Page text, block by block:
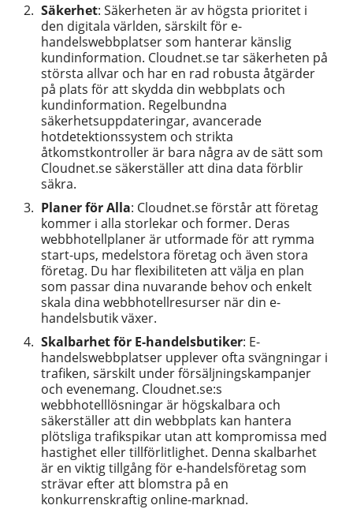
Säkerhet: Säkerheten är av högsta prioritet i
den digitala världen, särskilt för e-
handelswebbplatser som hanterar känslig
kundinformation. Cloudnet.se tar säkerheten på
största allvar och har en rad robusta åtgärder
på plats för att skydda din webbplats och
kundinformation. Regelbundna
säkerhetsuppdateringar, avancerade
hotdetektionssystem och strikta
åtkomstkontroller är bara några av de sätt som
Cloudnet.se säkerställer att dina data förblir
säkra.
Planer för Alla: Cloudnet.se förstår att företag
kommer i alla storlekar och former. Deras
webbhotellplaner är utformade för att rymma
start-ups, medelstora företag och även stora
företag. Du har flexibiliteten att välja en plan
som passar dina nuvarande behov och enkelt
skala dina webbhotellresurser när din e-
handelsbutik växer.
Skalbarhet för E-handelsbutiker: E-
handelswebbplatser upplever ofta svängningar i
trafiken, särskilt under försäljningskampanjer
och evenemang. Cloudnet.se:s
webbhotelllösningar är högskalbara och
säkerställer att din webbplats kan hantera
plötsliga trafikspikar utan att kompromissa med
hastighet eller tillförlitlighet. Denna skalbarhet
är en viktig tillgång för e-handelsföretag som
strävar efter att blomstra på en
konkurrenskraftig online-marknad.